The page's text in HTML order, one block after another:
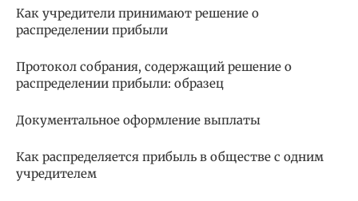
Как учредители принимают решение о
распределении прибыли
Протокол собрания, содержащий решение о
распределении прибыли: образец
Документальное оформление выплаты
Как распределяется прибыль в обществе с одним
учредителем